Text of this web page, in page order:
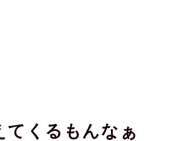
てくるもんなぁ